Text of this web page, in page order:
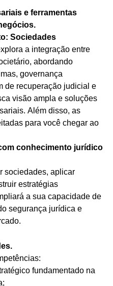
e ferramentas
Sociedades
a integração entre
abordando
governança
de recuperação judicial e
visão ampla e soluções
Além disso, as
para você chegar ao
conhecimento jurídico
sociedades, aplicar
estratégias
a sua capacidade de
segurança jurídica e
fundamentado na